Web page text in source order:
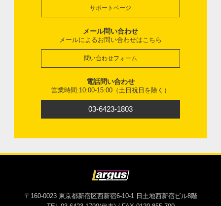
サポートページ
メール問い合わせ
メールによるお問い合わせはこちら
問い合わせフォーム
電話問い合わせ
営業時間:10:00-15:00（土日祝日を除く）
03-6423-1803
〒160-0023 東京都新宿区西新宿6-10-1 日土地西新宿ビル8階